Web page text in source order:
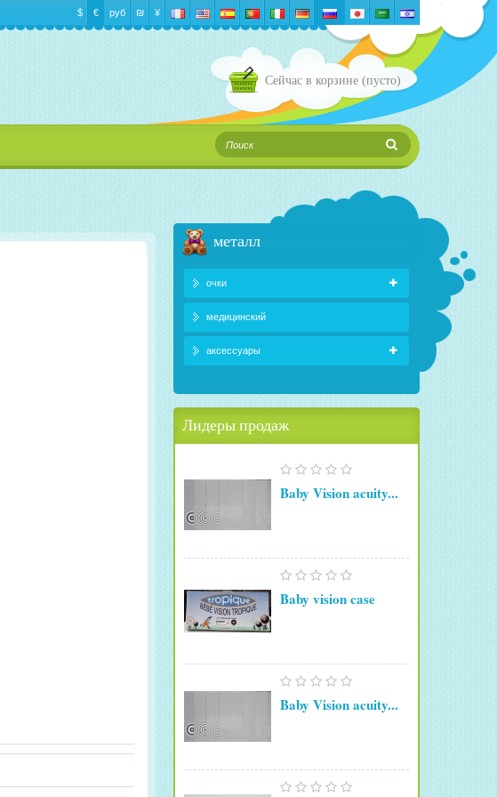
$ € руб ₪‎ ¥
Сейчас в корзине (пусто)
металл
очки
медицинский
аксессуары
Лидеры продаж
Baby Vision acuity...
Baby vision case
Baby Vision acuity...